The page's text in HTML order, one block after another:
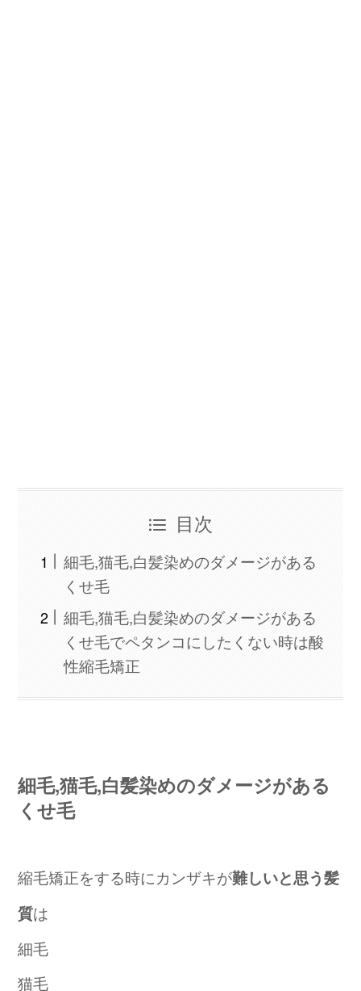
目次
細毛,猫毛,白髪染めのダメージがある
くせ毛
細毛,猫毛,白髪染めのダメージがある
くせ毛でペタンコにしたくない時は酸
性縮毛矯正
細毛,猫毛,白髪染めのダメージがある
くせ毛
縮毛矯正をする時にカンザキが難しいと思う髪
質は
細毛
猫毛